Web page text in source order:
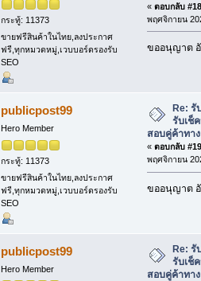
กระทู้: 11373
ขายฟรีสินค้าในไทย,ลงประกาศ
ฟรี,ทุกหมวดหมู่,เวบบอร์ดรองรับ
SEO
« ตอบกลับ
พฤศจิกายน
ขออนุญาต
publicpost99
Hero Member
กระทู้: 11373
ขายฟรีสินค้าในไทย,ลงประกาศ
ฟรี,ทุกหมวดหมู่,เวบบอร์ดรองรับ
SEO
Re:
รับเช็
สอบคู่ค้าทา
« ตอบกลับ
พฤศจิกายน
ขออนุญาต
publicpost99
Hero Member
Re:
รับเช็
สอบคู่ค้าทา